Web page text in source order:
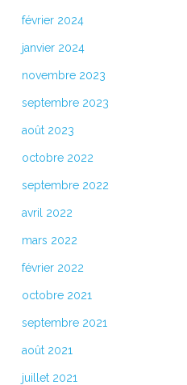
février 2024
janvier 2024
novembre 2023
septembre 2023
août 2023
octobre 2022
septembre 2022
avril 2022
mars 2022
février 2022
octobre 2021
septembre 2021
août 2021
juillet 2021